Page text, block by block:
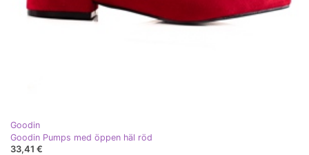
Goodin
Goodin Pumps med öppen häl röd
33,41 €